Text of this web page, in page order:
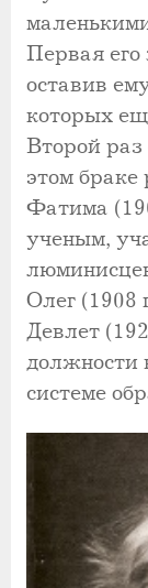
Первая
оставив
которых
Второй раз
этом браке
Фатима
ученым,
Олег (1908
Девлет
должности
системе